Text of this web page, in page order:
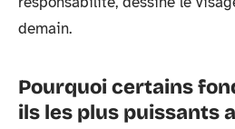
demain.
Pourquoi certains
ils les plus puissants